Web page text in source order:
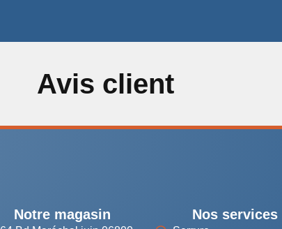
Avis client
Notre magasin Nos services